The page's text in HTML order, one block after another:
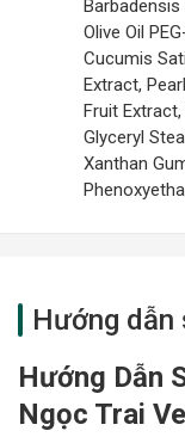
Olive Oil
Cucumis
Extract,
Fruit
Glyceryl
Xanthan
Hướng dẫn
Hướng Dẫn
Ngọc Trai